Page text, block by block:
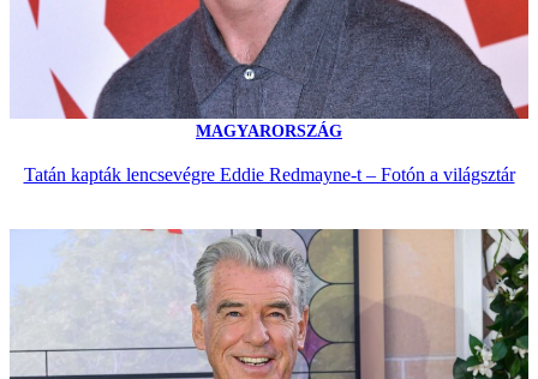
MAGYARORSZÁG
Tatán kapták lencsevégre Eddie Redmayne-t – Fotón a világsztár